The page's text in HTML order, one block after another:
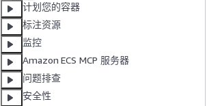
计划您的容器
标注资源
监控
Amazon ECS MCP 服务器
问题排查
安全性